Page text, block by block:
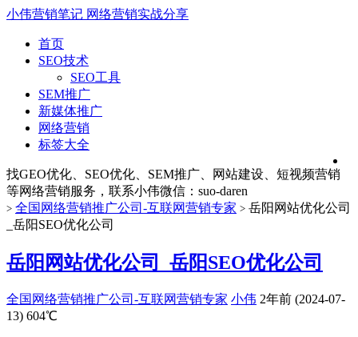
小伟营销笔记 网络营销实战分享
首页
SEO技术
SEO工具
SEM推广
新媒体推广
网络营销
标签大全
找GEO优化、SEO优化、SEM推广、网站建设、短视频营销
等网络营销服务，联系小伟微信：suo-daren
> 全国网络营销推广公司-互联网营销专家 > 岳阳网站优化公司
_岳阳SEO优化公司
岳阳网站优化公司_岳阳SEO优化公司
全国网络营销推广公司-互联网营销专家 小伟 2年前 (2024-07-
13) 604℃